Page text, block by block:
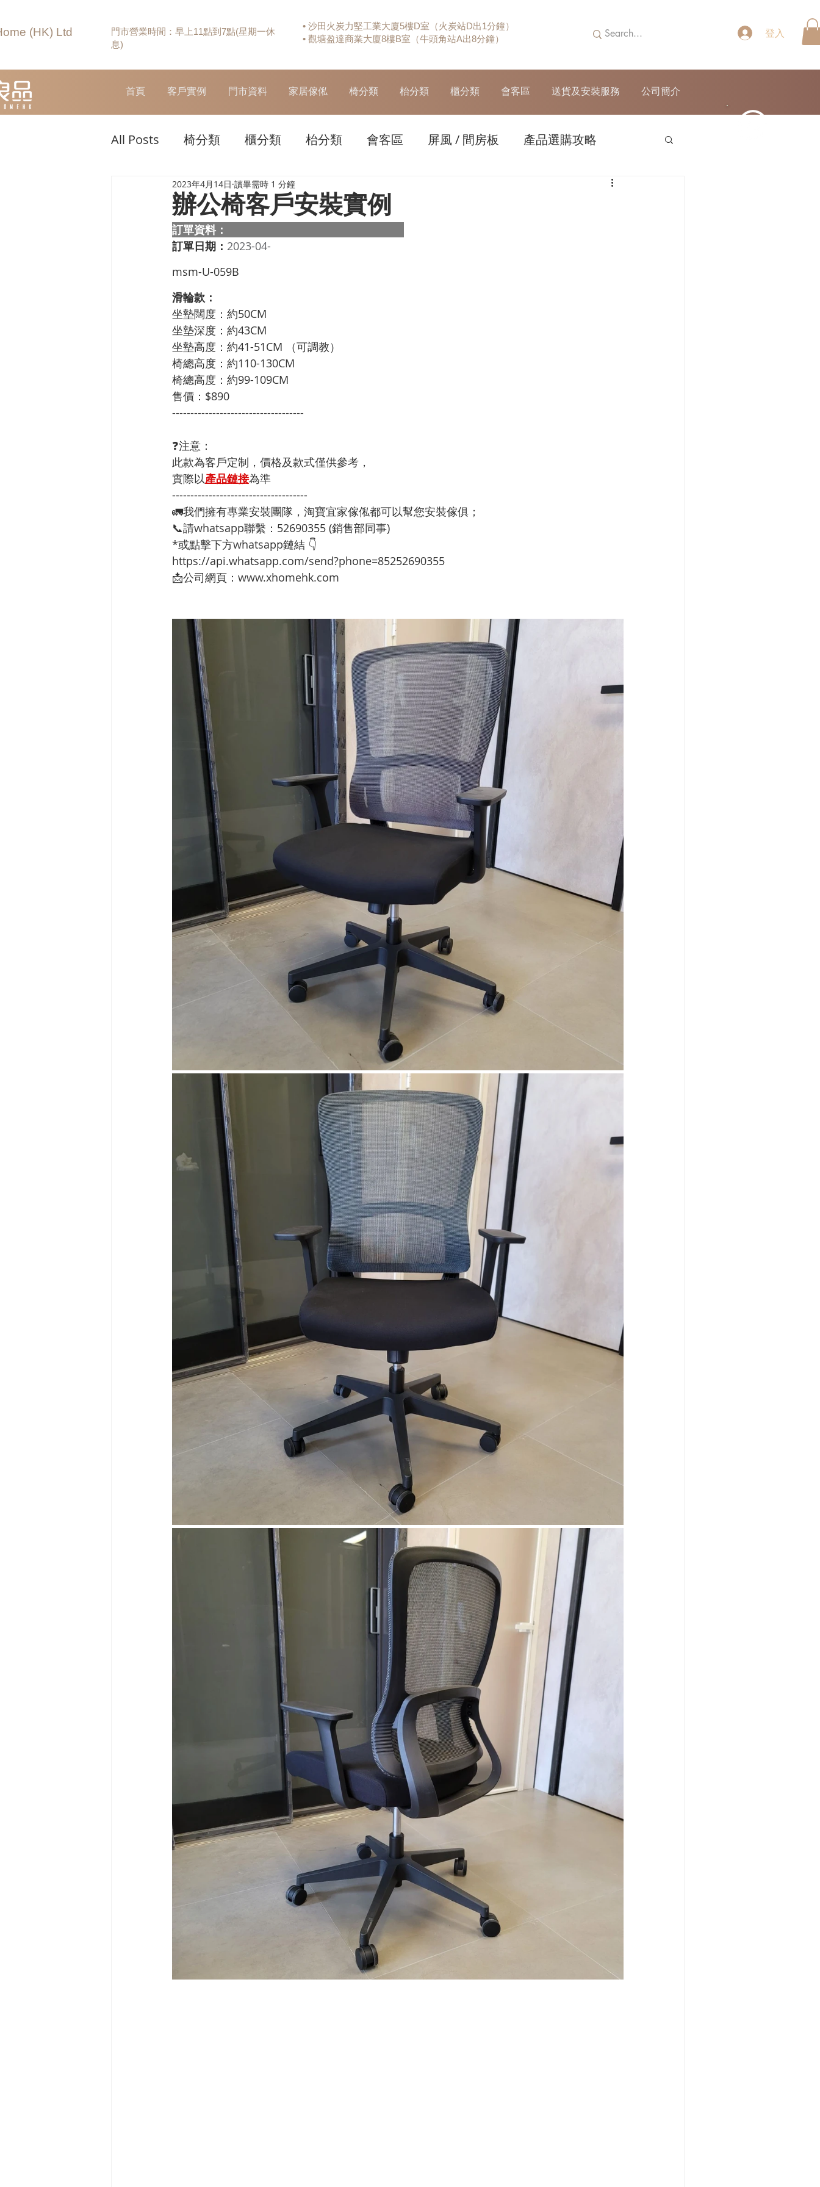
(HK) Ltd
門市營業時間：早上11點到7點(星期一休
息)
• 沙田火炭力堅工業大廈5樓D室（火炭站D出1分鐘）
• 觀塘盈達商業大廈8樓B室（牛頭角站A出8分鐘）
登入
首頁 客戶實例 門市資料 家居傢俬 椅分類 枱分類 櫃分類 會客區 送貨及安裝服務 公司簡介
All Posts 椅分類 櫃分類 枱分類 會客區 屏風 / 間房板 產品選購攻略
辦公椅客戶安裝實例
2023年4月14日 讀畢需時 1 分鐘
訂單資料：
訂單日期： 2023-04-
msm-U-059B
滑輪款：
坐墊闊度：約50CM
坐墊深度：約43CM
坐墊高度：約41-51CM （可調教）
椅總高度：約110-130CM
椅總高度：約99-109CM
售價：$890
------------------------------------
❓注意：
此款為客戶定制，價格及款式僅供參考，
實際以產品鏈接為準
-------------------------------------
🚛我們擁有專業安裝團隊，淘寶宜家傢俬都可以幫您安裝傢俱；
📞請whatsapp聯繫：52690355 (銷售部同事)
*或點擊下方whatsapp鏈結 👇
https://api.whatsapp.com/send?phone=85252690355
📩公司網頁：www.xhomehk.com